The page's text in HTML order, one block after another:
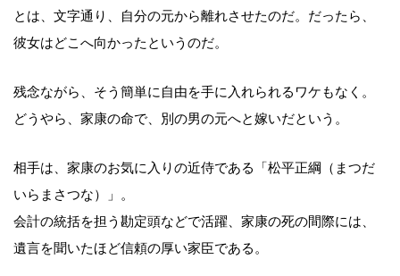
とは、文字通り、自分の元から離れさせたのだ。だったら、
彼女はどこへ向かったというのだ。
残念ながら、そう簡単に自由を手に入れられるワケもなく。
どうやら、家康の命で、別の男の元へと嫁いだという。
相手は、家康のお気に入りの近侍である「松平正綱（まつだ
いらまさつな）」。
会計の統括を担う勘定頭などで活躍、家康の死の間際には、
遺言を聞いたほど信頼の厚い家臣である。